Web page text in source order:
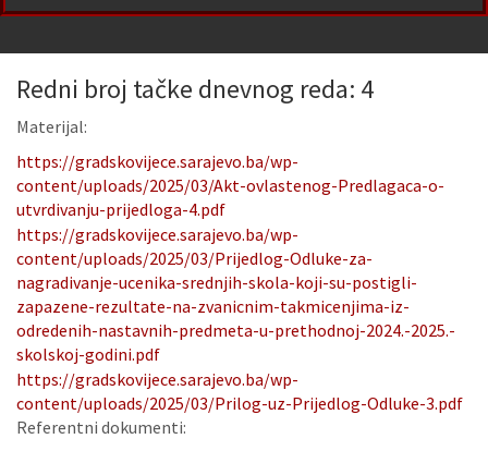
Redni broj tačke dnevnog reda: 4
Materijal:
https://gradskovijece.sarajevo.ba/wp-
content/uploads/2025/03/Akt-ovlastenog-Predlagaca-o-
utvrdivanju-prijedloga-4.pdf
https://gradskovijece.sarajevo.ba/wp-
content/uploads/2025/03/Prijedlog-Odluke-za-
nagradivanje-ucenika-srednjih-skola-koji-su-postigli-
zapazene-rezultate-na-zvanicnim-takmicenjima-iz-
odredenih-nastavnih-predmeta-u-prethodnoj-2024.-2025.-
skolskoj-godini.pdf
https://gradskovijece.sarajevo.ba/wp-
content/uploads/2025/03/Prilog-uz-Prijedlog-Odluke-3.pdf
Referentni dokumenti: